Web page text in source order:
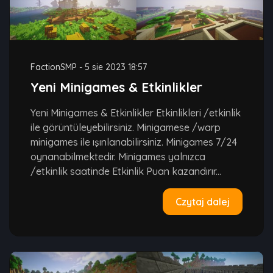
FactionSMP - 5 sie 2023 18:57
Yeni Minigames & Etkinlikler
Yeni Minigames & Etkinlikler Etkinlikleri /etkinlik
ile görüntüleyebilirsiniz. Minigamese /warp
minigames ile ışınlanabilirsiniz. Minigames 7/24
oynanabilmektedir. Minigames yalnızca
/etkinlik saatinde Etkinlik Puan kazandırır...
Czytaj dalej